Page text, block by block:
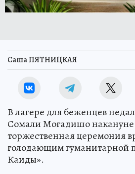
Саша ПЯТНИЦКАЯ
В лагере для беженцев
Сомали Могадишо
торжественная церемония
голодающим гуманитарной
Каиды».